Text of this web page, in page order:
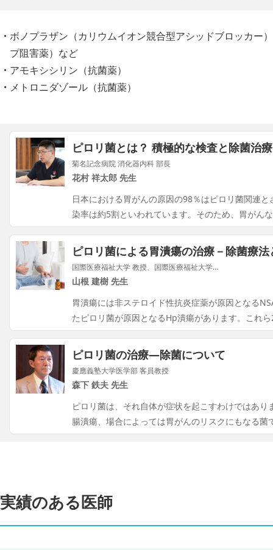
ボノプラザン（カリウムイオン競合型アシッドブロッカー
プ阻害薬）など
アモキシシリン（抗菌薬）
メトロニダゾール（抗菌薬）
ピロリ菌とは？ 積極的な検査と除菌治
菊名記念病院 消化器内科 部長
花村 祥太郎 先生
日本における胃がんの原因の98％はピロリ菌関連
染率は約5割といわれています。そのため、胃がん
ピロリ菌による胃潰瘍の治療－除菌療
国際医療福祉大学 教授、国際医療福祉大学...
山根 建樹 先生
胃潰瘍には非ステロイド性抗炎症薬が原因となる
たピロリ菌が原因となるHp潰瘍があります。これ
ピロリ菌の治療―除菌について
慶應義塾大学医学部 客員教授
森下 鉄夫 先生
ピロリ菌は、それ自体が症状を起こすわけではあ
腸潰瘍、場合によっては胃がんのリスクにもなる菌
実績のある医師